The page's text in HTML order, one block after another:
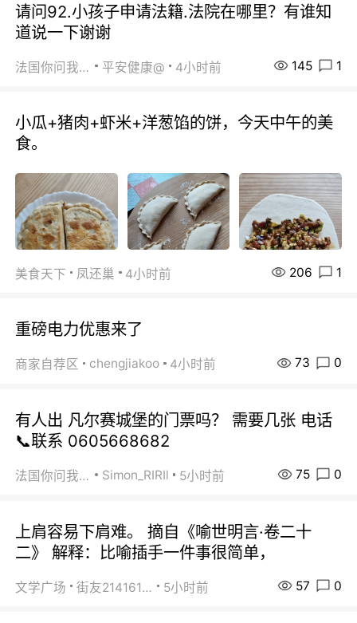
请问92.小孩子申请法籍.法院在哪里？有谁知
道说一下谢谢
法国你问我答 平安健康@ 4小时前 145 1
小瓜+猪肉+虾米+洋葱馅的饼，今天中午的美
食。
美食天下 凤还巢 4小时前 206 1
重磅电力优惠来了
商家自荐区 chengjiakoo 4小时前 73 0
有人出 凡尔赛城堡的门票吗？ 需要几张 电话
📞联系 0605668682
法国你问我答 Simon_RIRIl 5小时前 75 0
上肩容易下肩难。 摘自《喻世明言·卷二十
二》 解释：比喻插手一件事很简单，
文学广场 街友21416156 5小时前 57 0